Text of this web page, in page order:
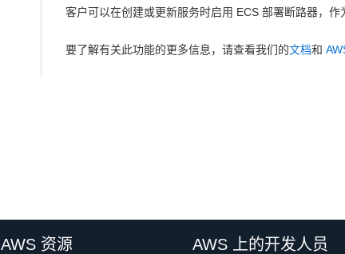
客户可以在创建或更新服务时启用 ECS 部署断路器，作
要了解有关此功能的更多信息，请查看我们的文档和
AWS 资源 AWS 上的开发人员